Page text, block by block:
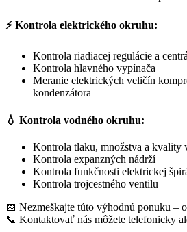
⚡Kontrola elektrického okruhu:
Kontrola riadiacej regulácie a
Kontrola hlavného vypínača
Meranie elektrických veličín
kondenzátora
💧 Kontrola vodného okruhu:
Kontrola tlaku, množstva a kvality
Kontrola expanzných nádrží
Kontrola funkčnosti elektrickej
Kontrola trojcestného ventilu
📅 Nezmeškajte túto výhodnú ponuku –
📞 Kontaktovať nás môžete telefonicky